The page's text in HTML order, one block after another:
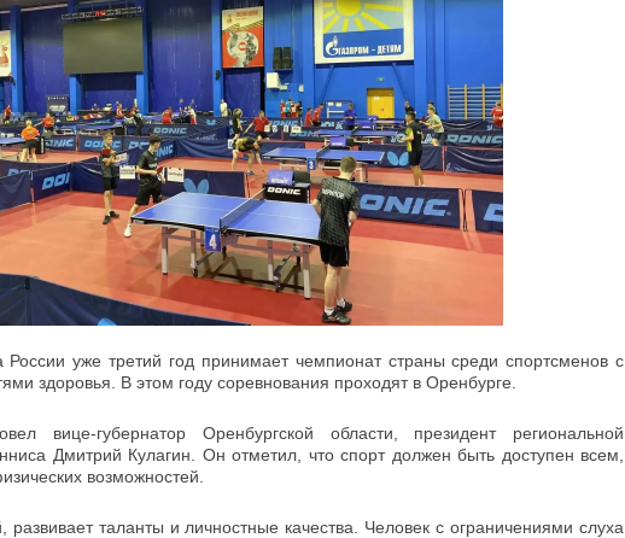
России уже третий год принимает чемпионат страны среди спортсменов с
здоровья. В этом году соревнования проходят в Оренбурге.
вице-губернатор Оренбургской области, президент региональной
Дмитрий Кулагин. Он отметил, что спорт должен быть доступен всем,
возможностей.
таланты и личностные качества. Человек с ограничениями слуха